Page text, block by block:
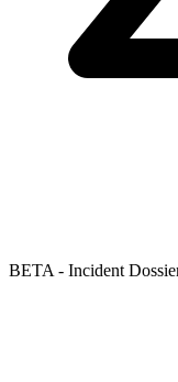
BETA - Incident